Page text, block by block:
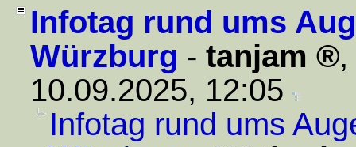
Infotag rund ums
Würzburg - tanjam
,
10.09.2025, 12:05
Infotag rund ums